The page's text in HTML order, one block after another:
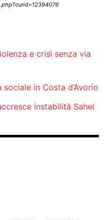
e crisi senza via
in Costa d’Avorio
instabilità Sahel